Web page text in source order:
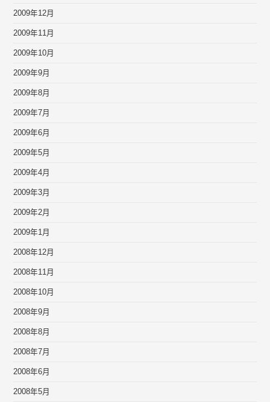
2009年12月
2009年11月
2009年10月
2009年9月
2009年8月
2009年7月
2009年6月
2009年5月
2009年4月
2009年3月
2009年2月
2009年1月
2008年12月
2008年11月
2008年10月
2008年9月
2008年8月
2008年7月
2008年6月
2008年5月